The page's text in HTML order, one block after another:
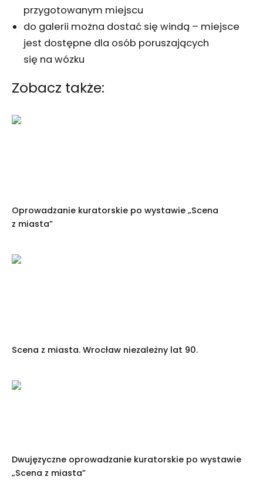
przygotowanym miejscu
do galerii można dostać się windą – miejsce
jest dostępne dla osób poruszających
się na wózku
Zobacz także:
Oprowadzanie kuratorskie po wystawie „Scena
z miasta”
Scena z miasta. Wrocław niezależny lat 90.
Dwujęzyczne oprowadzanie kuratorskie po wystawie
„Scena z miasta”